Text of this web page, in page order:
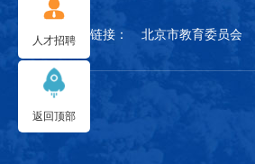
友情链接：
北京市教育委员会
人才招聘
返回顶部